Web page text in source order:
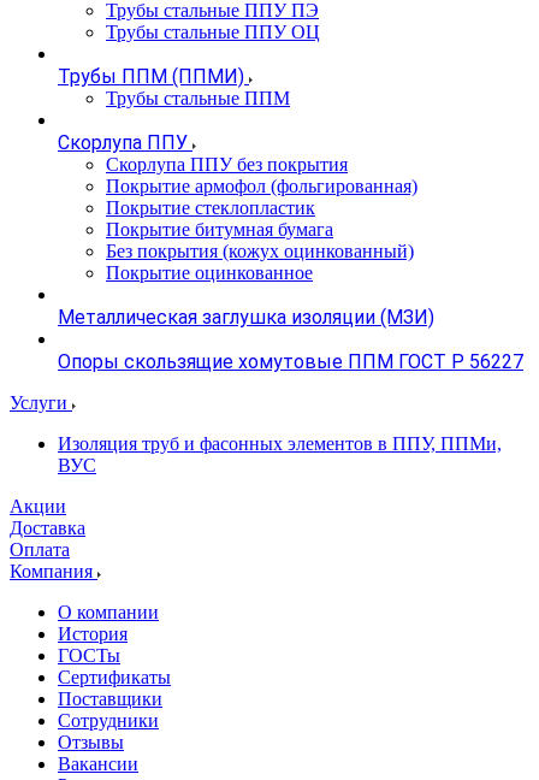
Трубы стальные ППУ ПЭ
Трубы стальные ППУ ОЦ
Трубы ППМ (ППМИ)
Трубы стальные ППМ
Скорлупа ППУ
Скорлупа ППУ без покрытия
Покрытие армофол (фольгированная)
Покрытие стеклопластик
Покрытие битумная бумага
Без покрытия (кожух оцинкованный)
Покрытие оцинкованное
Металлическая заглушка изоляции (МЗИ)
Опоры скользящие хомутовые ППМ ГОСТ Р 56227
Услуги
Изоляция труб и фасонных элементов в ППУ, ППМи,
ВУС
Акции
Доставка
Оплата
Компания
О компании
История
ГОСТы
Сертификаты
Поставщики
Сотрудники
Отзывы
Вакансии